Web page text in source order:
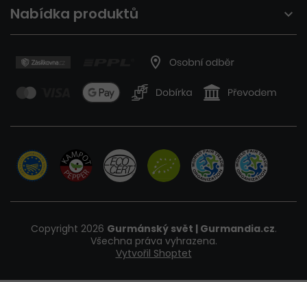
Nabídka produktů
Vytvořil Shoptet
Copyright 2026 Gurmánský svět | Gurmandia.cz.
Všechna práva vyhrazena.